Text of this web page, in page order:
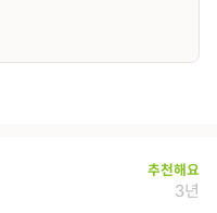
추천해요
3년